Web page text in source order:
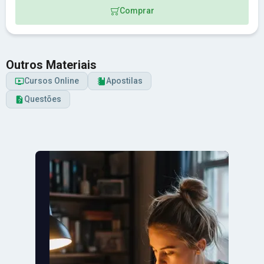
Comprar
Outros Materiais
Cursos Online
Apostilas
Questões